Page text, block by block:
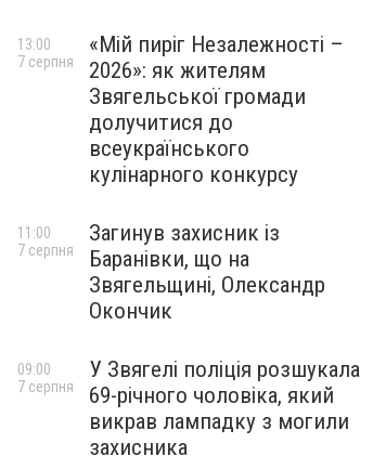
«Мій пиріг Незалежності –
2026»: як жителям
Звягельської громади
долучитися до
всеукраїнського
кулінарного конкурсу
13:00
7 серпня
Загинув захисник із
Баранівки, що на
Звягельщині, Олександр
Окончик
11:00
7 серпня
У Звягелі поліція розшукала
69-річного чоловіка, який
викрав лампадку з могили
захисника
09:00
7 серпня